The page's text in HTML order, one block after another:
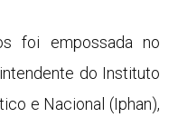
foi empossada no
do Instituto
e Nacional (Iphan),